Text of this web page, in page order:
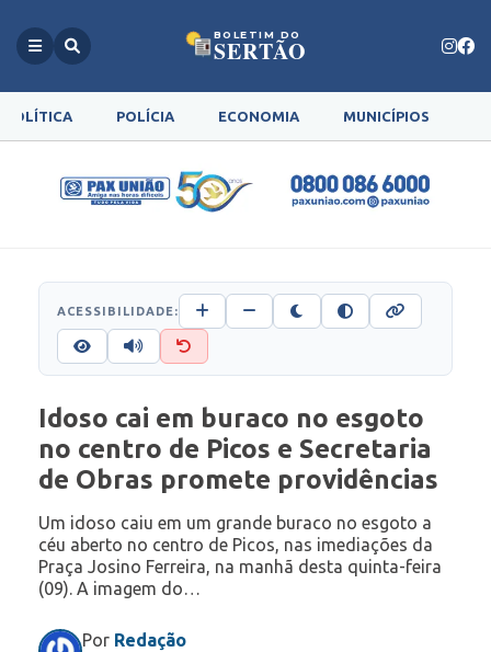
BOLETIM DO
SERTÃO
POLÍTICA POLÍCIA ECONOMIA MUNICÍPIOS
ACESSIBILIDADE:
Idoso cai em buraco no esgoto
no centro de Picos e Secretaria
de Obras promete providências
Um idoso caiu em um grande buraco no esgoto a
céu aberto no centro de Picos, nas imediações da
Praça Josino Ferreira, na manhã desta quinta-feira
(09). A imagem do…
Por Redação